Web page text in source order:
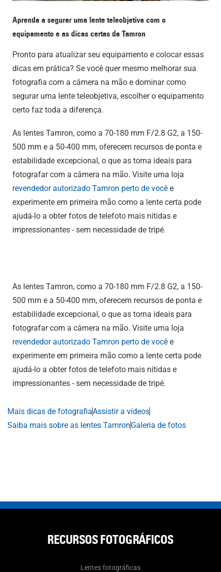
Aprenda a segurar uma lente teleobjetiva com o
equipamento e as dicas certas da Tamron
Pronto para atualizar seu equipamento e colocar essas
dicas em prática? Se você quer mesmo melhorar sua
fotografia com a câmera na mão e dominar como
segurar uma lente teleobjetiva, escolher o equipamento
certo faz toda a diferença.
As lentes Tamron, como a 70-180 mm F/2.8 G2, a 150-
500 mm e a 50-400 mm, oferecem recursos de ponta e
estabilidade excepcional, o que as torna ideais para
fotografar com a câmera na mão. Visite uma loja
revendedor autorizado Tamron perto de você e
experimente em primeira mão como a lente certa pode
ajudá-lo a obter fotos de telefoto mais nítidas e
impressionantes - sem necessidade de tripé.
As lentes Tamron, como a 70-180 mm F/2.8 G2, a 150-
500 mm e a 50-400 mm, oferecem recursos de ponta e
estabilidade excepcional, o que as torna ideais para
fotografar com a câmera na mão. Visite uma loja
revendedor autorizado Tamron perto de você e
experimente em primeira mão como a lente certa pode
ajudá-lo a obter fotos de telefoto mais nítidas e
impressionantes - sem necessidade de tripé.
Mais dicas de fotografiaAssistir a vídeos
Saiba mais sobre as lentes TamronGaleria de fotos
RECURSOS FOTOGRÁFICOS
Lentes fotográficas